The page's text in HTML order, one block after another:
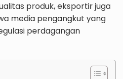
produk, eksportir juga
media pengangkut yang
perdagangan